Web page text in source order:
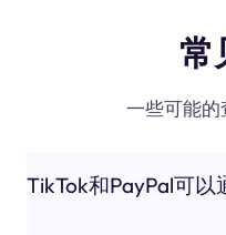
常
一些可能的
TikTok和PayPal可